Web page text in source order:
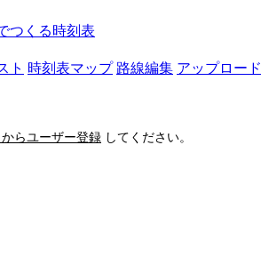
つくる時刻表
ト 時刻表マップ 路線編集 アップロード
らユーザー登録 してください。